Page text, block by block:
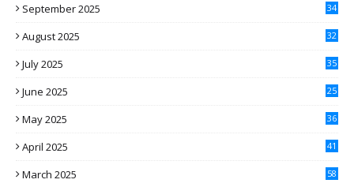
September 2025 34
August 2025 32
July 2025 35
June 2025 25
May 2025 36
April 2025 41
March 2025 58